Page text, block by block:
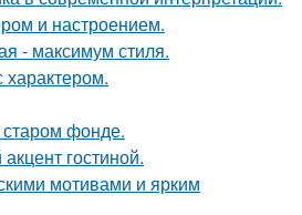
и настроением.
- максимум стиля.
фонде.
гостиной.
мотивами и ярким